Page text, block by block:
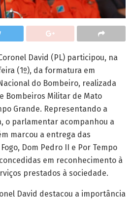
David (PL) participou, na
(1º), da formatura em
do Bombeiro, realizada
Bombeiros Militar de Mato
Grande. Representando a
o parlamentar acompanhou a
marcou a entrega das
Dom Pedro II e Por Tempo
em reconhecimento à
prestados à sociedade.
David destacou a importância